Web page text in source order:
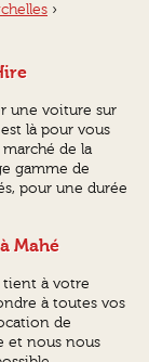
›
une voiture sur
là pour vous
de la
gamme de
pour une durée
Mahé
tient à votre
à toutes vos
de
et nous nous